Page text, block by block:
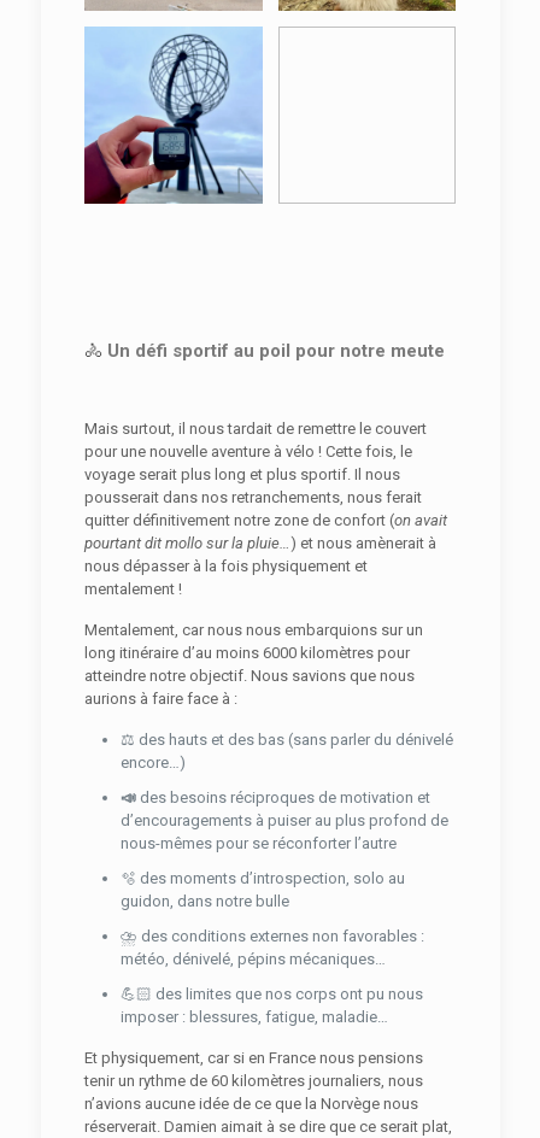
🚴 Un défi sportif au poil pour notre meute
Mais surtout, il nous tardait de remettre le couvert
pour une nouvelle aventure à vélo ! Cette fois, le
voyage serait plus long et plus sportif. Il nous
pousserait dans nos retranchements, nous ferait
quitter définitivement notre zone de confort (on avait
pourtant dit mollo sur la pluie…) et nous amènerait à
nous dépasser à la fois physiquement et
mentalement !
Mentalement, car nous nous embarquions sur un
long itinéraire d’au moins 6000 kilomètres pour
atteindre notre objectif. Nous savions que nous
aurions à faire face à :
⚖️ des hauts et des bas (sans parler du dénivelé
encore…)
📣des besoins réciproques de motivation et
d’encouragements à puiser au plus profond de
nous-mêmes pour se réconforter l’autre
🫧 des moments d’introspection, solo au
guidon, dans notre bulle
⛈️ des conditions externes non favorables :
météo, dénivelé, pépins mécaniques…
💪🏻 des limites que nos corps ont pu nous
imposer : blessures, fatigue, maladie…
Et physiquement, car si en France nous pensions
tenir un rythme de 60 kilomètres journaliers, nous
n’avions aucune idée de ce que la Norvège nous
réserverait. Damien aimait à se dire que ce serait plat,